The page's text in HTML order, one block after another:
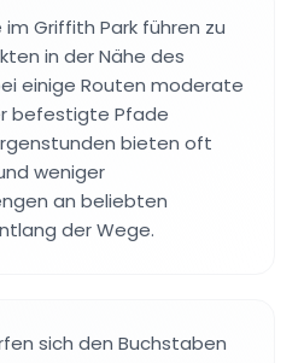
Griffith Park führen zu
in der Nähe des
einige Routen moderate
befestigte Pfade
bieten oft
weniger
an beliebten
der Wege.
sich den Buchstaben